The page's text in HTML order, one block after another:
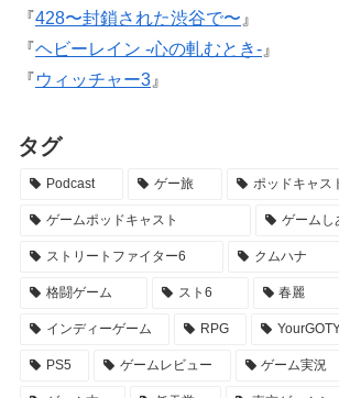
『428〜封鎖された渋谷で〜 』
『ヘビーレイン -心の軋むとき- 』
『ウィッチャー3 』
タグ
Podcast ゲー旅 ポッドキャス
ゲームポッドキャスト ゲームし
ストリートファイター6 クムハナ
格闘ゲーム スト6 春麗
インディーゲーム RPG
PS5 ゲームレビュー ゲーム実況